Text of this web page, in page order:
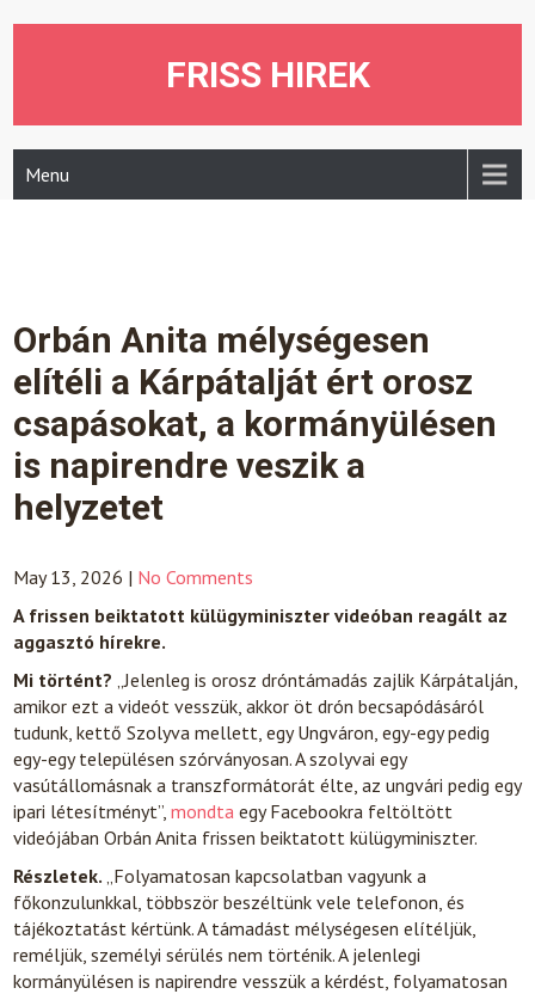
FRISS HIREK
Menu
Orbán Anita mélységesen
elítéli a Kárpátalját ért orosz
csapásokat, a kormányülésen
is napirendre veszik a
helyzetet
May 13, 2026 | No Comments
A frissen beiktatott külügyminiszter videóban reagált az
aggasztó hírekre.
Mi történt?„Jelenleg is orosz dróntámadás zajlik Kárpátalján,
amikor ezt a videót vesszük, akkor öt drón becsapódásáról
tudunk, kettő Szolyva mellett, egy Ungváron, egy-egy pedig
egy-egy településen szórványosan. A szolyvai egy
vasútállomásnak a transzformátorát élte, az ungvári pedig egy
ipari létesítményt”,mondta egy Facebookra feltöltött
videójában Orbán Anita frissen beiktatott külügyminiszter.
Részletek.„Folyamatosan kapcsolatban vagyunk a
főkonzulunkkal, többször beszéltünk vele telefonon, és
tájékoztatást kértünk. A támadást mélységesen elítéljük,
reméljük, személyi sérülés nem történik. A jelenlegi
kormányülésen is napirendre vesszük a kérdést, folyamatosan